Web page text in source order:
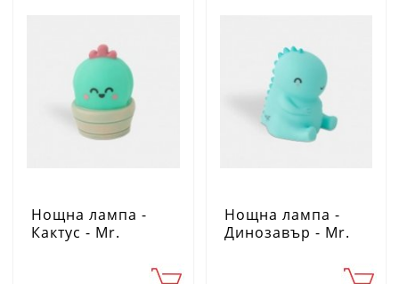
Нощна лампа -
Кактус - Mr.
Нощна лампа -
Динозавър - Mr.